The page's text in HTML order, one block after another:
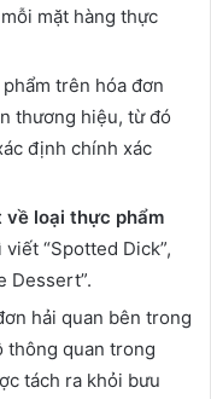
mặt hàng thực
trên hóa đơn
thương hiệu, từ đó
định chính xác
về loại thực phẩm
“Spotted Dick”,
Dessert”.
hải quan bên trong
thông quan trong
tách ra khỏi bưu